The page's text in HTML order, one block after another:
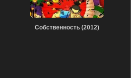
Собственность (2012)